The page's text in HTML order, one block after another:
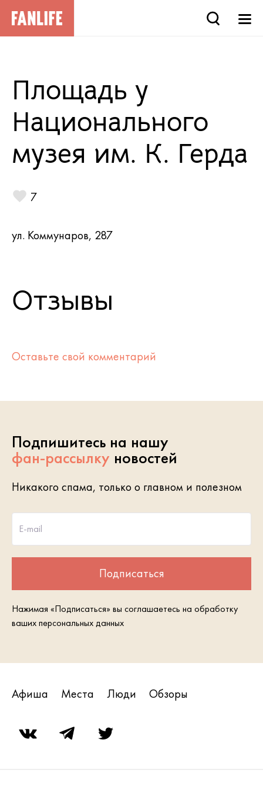
Площадь у
Национального
музея им. К. Герда
7
ул. Коммунаров, 287
Отзывы
Оставьте свой комментарий
Подпишитесь на нашу
фан-рассылку новостей
Никакого спама, только о главном и полезном
E-mail
Подписаться
Нажимая «Подписаться» вы соглашаетесь на обработку
ваших персональных данных
Афиша Места Люди Обзоры